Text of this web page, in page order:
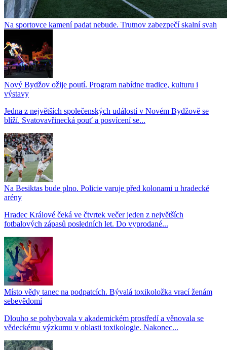
Na sportovce kamení padat nebude. Trutnov zabezpečí skalní svah
Nový Bydžov ožije poutí. Program nabídne tradice, kulturu i
výstavy
Jedna z největších společenských událostí v Novém Bydžově se
blíží. Svatovavřinecká pouť a posvícení se...
Na Besiktas bude plno. Policie varuje před kolonami u hradecké
arény
Hradec Králové čeká ve čtvrtek večer jeden z největších
fotbalových zápasů posledních let. Do vyprodané...
Místo vědy tanec na podpatcích. Bývalá toxikoložka vrací ženám
sebevědomí
Dlouho se pohybovala v akademickém prostředí a věnovala se
vědeckému výzkumu v oblasti toxikologie. Nakonec...